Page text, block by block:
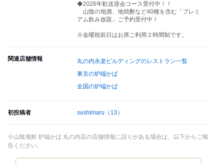
◆2026年歓送迎会コース受付中！！
山陰の地酒、地焼酎など40種を含む「プレミ
アム飲み放題」ご予約受付中！
※金曜祝前日はお席ご利用２時間制です。
関連店舗情報
丸の内永楽ビルディングのレストラン一覧
東京の炉端かば
全国の炉端かば
初投稿者 sushimaru （13）
※山陰海鮮 炉端かば 丸の内店の店舗情報に誤りがある場合は、以下からご報
告ください。